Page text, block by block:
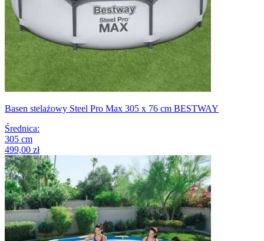
Basen stelażowy Steel Pro Max 305 x 76 cm BESTWAY
Średnica:
305 cm
499,00 zł